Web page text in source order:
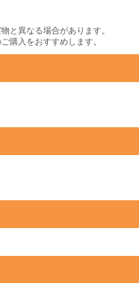
と異なる場合があります。
購入をおすすめします。